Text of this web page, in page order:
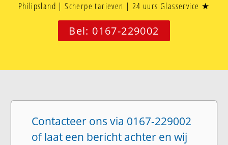
Philipsland | Scherpe tarieven | 24 uurs Glasservice ★
Bel: 0167-229002
Contacteer ons via 0167-229002
of laat een bericht achter en wij